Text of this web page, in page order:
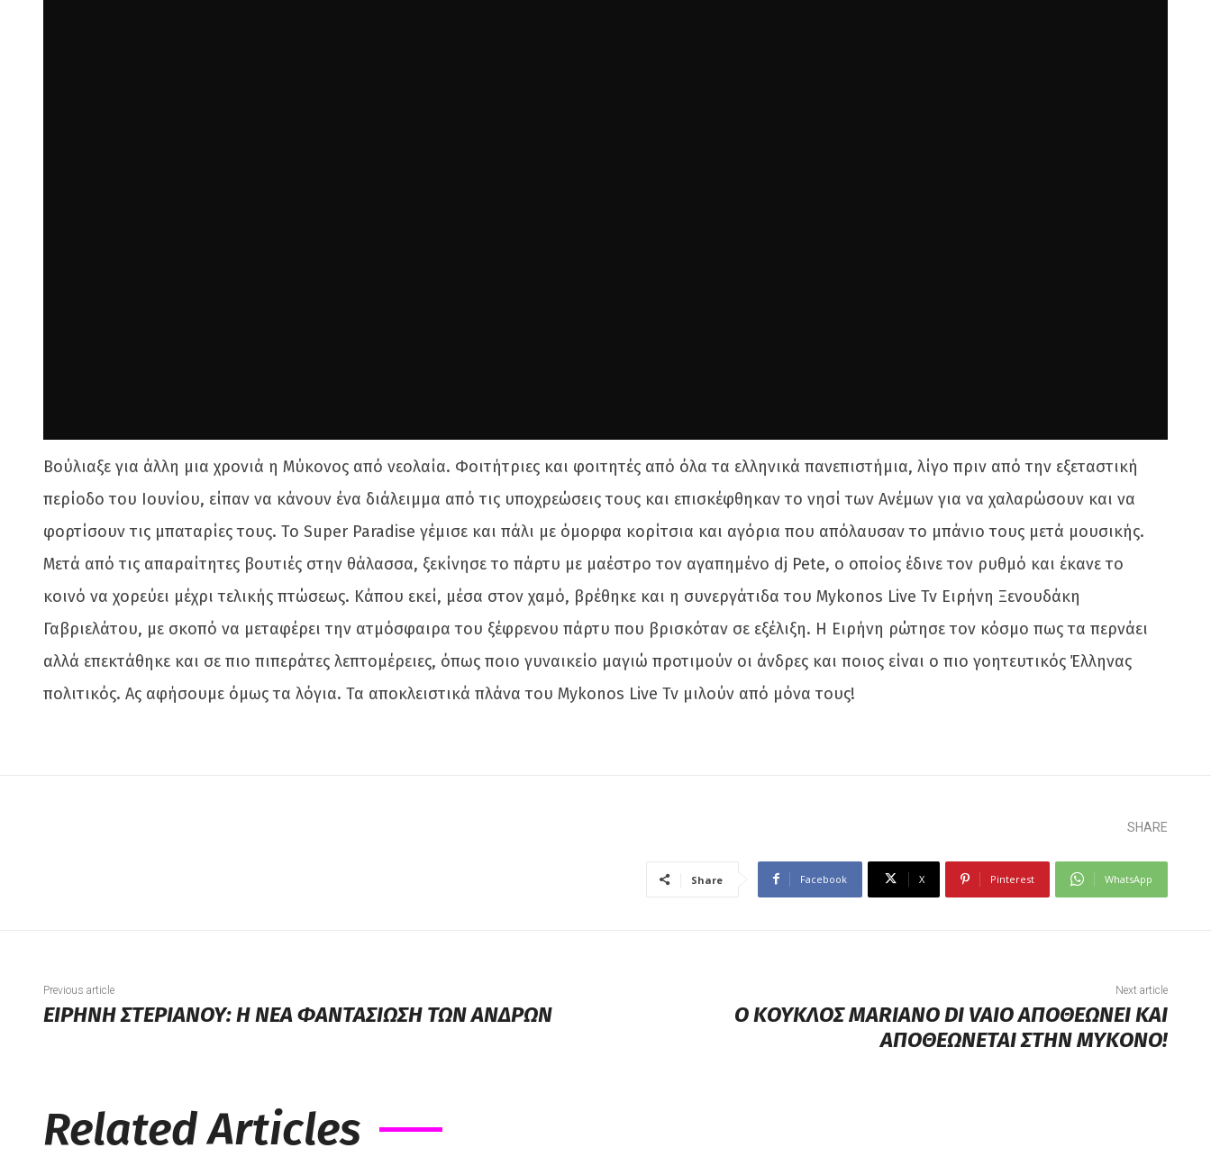
Βούλιαξε για άλλη μια χρονιά η Μύκονος από νεολαία. Φοιτήτριες και φοιτητές από όλα τα ελληνικά πανεπιστήμια, λίγο πριν από την εξεταστική
περίοδο του Ιουνίου, είπαν να κάνουν ένα διάλειμμα από τις υποχρεώσεις τους και επισκέφθηκαν το νησί των Ανέμων για να χαλαρώσουν και να
φορτίσουν τις μπαταρίες τους. Το Super Paradise γέμισε και πάλι με όμορφα κορίτσια και αγόρια που απόλαυσαν το μπάνιο τους μετά μουσικής.
Μετά από τις απαραίτητες βουτιές στην θάλασσα, ξεκίνησε το πάρτυ με μαέστρο τον αγαπημένο dj Pete, ο οποίος έδινε τον ρυθμό και έκανε το
κοινό να χορεύει μέχρι τελικής πτώσεως. Κάπου εκεί, μέσα στον χαμό, βρέθηκε και η συνεργάτιδα του Mykonos Live Tv Ειρήνη Ξενουδάκη
Γαβριελάτου, με σκοπό να μεταφέρει την ατμόσφαιρα του ξέφρενου πάρτυ που βρισκόταν σε εξέλιξη. Η Ειρήνη ρώτησε τον κόσμο πως τα περνάει
αλλά επεκτάθηκε και σε πιο πιπεράτες λεπτομέρειες, όπως ποιο γυναικείο μαγιώ προτιμούν οι άνδρες και ποιος είναι ο πιο γοητευτικός Έλληνας
πολιτικός. Ας αφήσουμε όμως τα λόγια. Τα αποκλειστικά πλάνα του Mykonos Live Tv μιλούν από μόνα τους!
SHARE
Share Facebook X Pinterest WhatsApp
Previous article
ΕΙΡΗΝΗ ΣΤΕΡΙΑΝΟΥ: Η ΝΕΑ ΦΑΝΤΑΣΙΩΣΗ ΤΩΝ ΑΝΔΡΩΝ
Next article
Ο ΚΟΥΚΛΟΣ MARIANO DI VAIO ΑΠΟΘΕΩΝΕΙ ΚΑΙ
ΑΠΟΘΕΩΝΕΤΑΙ ΣΤΗΝ ΜΥΚΟΝΟ!
Related Articles